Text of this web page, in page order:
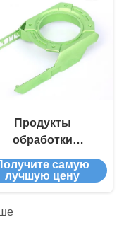
Продукты
обработки
поверхности
металла
самую
лучшую цену